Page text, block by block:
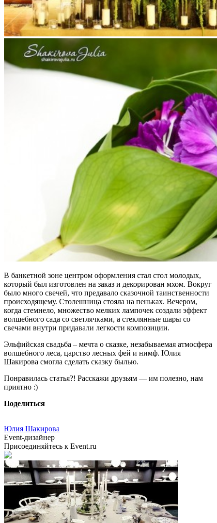
В банкетной зоне центром оформления стал стол молодых,
который был изготовлен на заказ и декорирован мхом. Вокруг
было много свечей, что предавало сказочной таинственности
происходящему. Столешница стояла на пеньках. Вечером,
когда стемнело, множество мелких лампочек создали эффект
волшебного сада со светлячками, а стеклянные шары со
свечами внутри придавали легкости композиции.
Эльфийская свадьба – мечта о сказке, незабываемая атмосфера
волшебного леса, царство лесных фей и нимф. Юлия
Шакирова смогла сделать сказку былью.
Понравилась статья?! Расскажи друзьям — им полезно, нам
приятно :)
Поделиться
Юлия Шакирова
Event-дизайнер
Присоединяйтесь к Event.ru